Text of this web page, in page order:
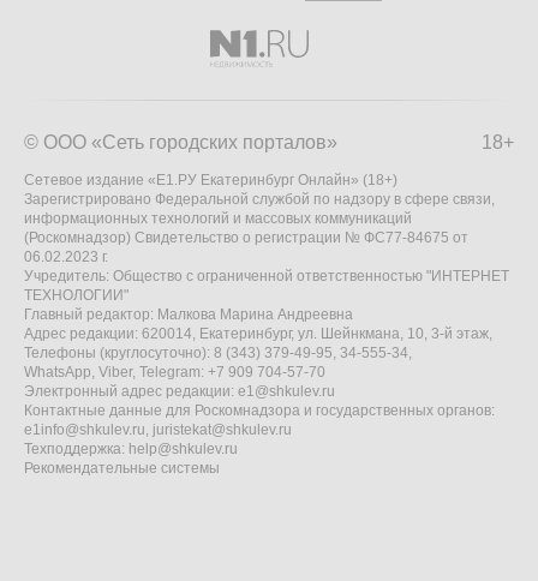
18+
© ООО «Сеть городских порталов»
Сетевое издание «Е1.РУ Екатеринбург Онлайн» (18+)
Зарегистрировано Федеральной службой по надзору в сфере связи,
информационных технологий и массовых коммуникаций
(Роскомнадзор) Свидетельство о регистрации № ФС77-84675 от
06.02.2023 г.
Учредитель: Общество с ограниченной ответственностью "ИНТЕРНЕТ
ТЕХНОЛОГИИ"
Главный редактор: Малкова Марина Андреевна
Адрес редакции: 620014, Екатеринбург, ул. Шейнкмана, 10, 3-й этаж,
Телефоны (круглосуточно): 8 (343) 379-49-95, 34-555-34,
WhatsApp, Viber, Telegram: +7 909 704-57-70
Электронный адрес редакции: e1@shkulev.ru
Контактные данные для Роскомнадзора и государственных органов:
e1info@shkulev.ru, juristekat@shkulev.ru
Техподдержка: help@shkulev.ru
Рекомендательные системы